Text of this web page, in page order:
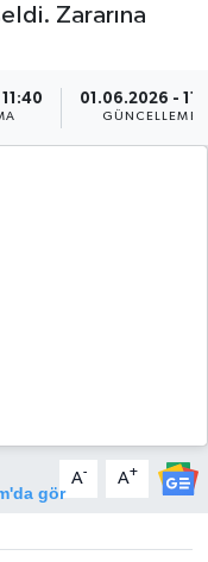
Zararına
01.06.2026 -
GÜNCELLEME
gör
A- A+